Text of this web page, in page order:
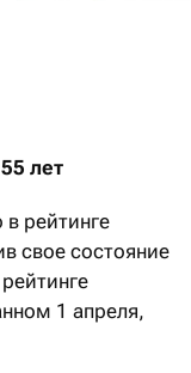
лет
рейтинге
свое состояние
1 апреля,